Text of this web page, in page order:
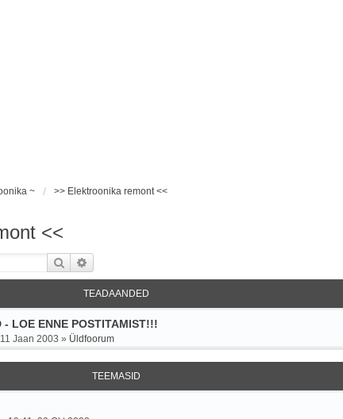
~ >> Elektroonika remont <<
<<
Otsi
TEADAANDED
- LOE ENNE POSTITAMIST!!!
Jaan 2003 » Üldfoorum
TEEMASID